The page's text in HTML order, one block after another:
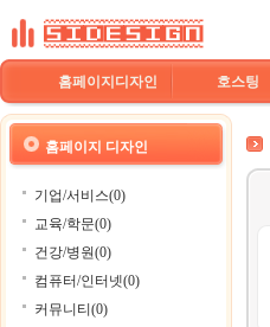
홈페이지디자인 호스팅
홈페이지 디자인
기업/서비스(0)
교육/학문(0)
건강/병원(0)
컴퓨터/인터넷(0)
커뮤니티(0)